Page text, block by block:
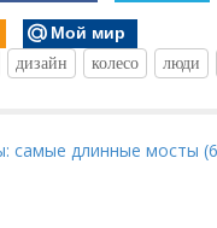
Мой мир
дизайн колесо люди
самые длинные мосты (6